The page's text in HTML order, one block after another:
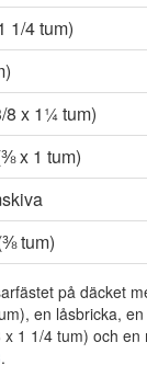
1/4 tum)
8 x 1¼ tum)
x 1 tum)
tum)
på däcket
en låsbricka,
1 1/4 tum) och en
.